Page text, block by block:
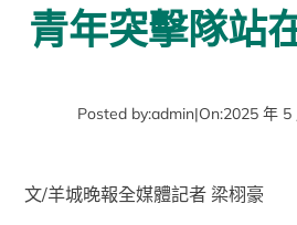
青年突擊隊站
Posted by:admin|On:2025 年 5
文/羊城晚報全媒體記者 梁栩豪